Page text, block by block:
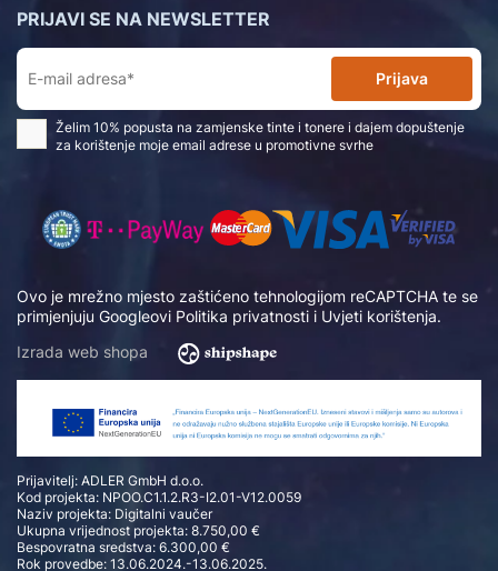
Ovo je mrežno mjesto zaštićeno tehnologijom reCAPTCHA te se
primjenjuju Googleovi Politika privatnosti i Uvjeti korištenja.
Izrada web shopa
Prijavitelj: ADLER GmbH d.o.o.
Kod projekta: NPOO.C1.1.2.R3-I2.01-V12.0059
Naziv projekta: Digitalni vaučer
Ukupna vrijednost projekta: 8.750,00 €
Bespovratna sredstva: 6.300,00 €
Rok provedbe: 13.06.2024.-13.06.2025.
PRIJAVI SE NA NEWSLETTER
Prijava
Želim 10% popusta na zamjenske tinte i tonere i dajem dopuštenje
za korištenje moje email adrese u promotivne svrhe